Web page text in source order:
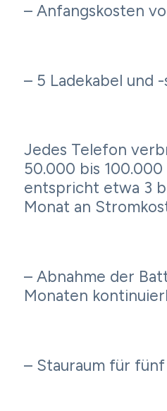
– Anfangskosten
– 5 Ladekabel und
Jedes Telefon
50.000 bis
entspricht etwa 3
Monat an
– Abnahme der
Monaten
– Stauraum für